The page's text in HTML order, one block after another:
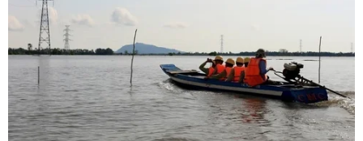
TIN CÙNG CHUYÊN MỤC